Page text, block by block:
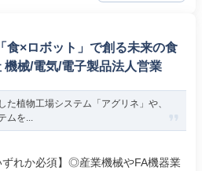
食×ロボット」で創る未来の食
械/電気/電子製品法人営業
た植物工場システム「アグリネ」や、
ムを...
れか必須】◎産業機械やFA機器業